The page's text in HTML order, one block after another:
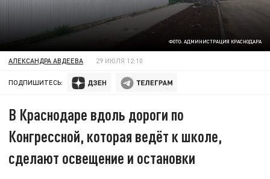
ФОТО: АДМИНИСТРАЦИЯ КРАСНОДАРА
АЛЕКСАНДРА АВДЕЕВА 29 ИЮЛЯ 12:10
ПОДПИШИТЕСЬ:
В Краснодаре вдоль дороги по
Конгрессной, которая ведёт к школе,
сделают освещение и остановки